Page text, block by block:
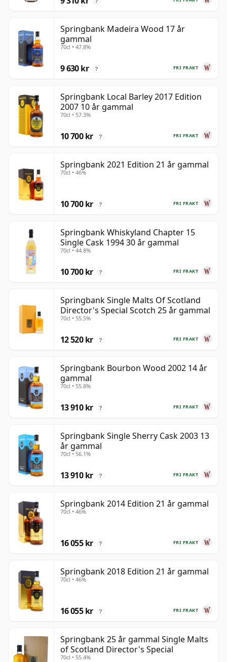
Springbank Madeira Wood 17 år
gammal
70cl • 47.8%
FRI FRAKT
9 630 kr ?
Springbank Local Barley 2017 Edition
2007 10 år gammal
70cl • 57.3%
FRI FRAKT
10 700 kr ?
Springbank 2021 Edition 21 år gammal
70cl • 46%
FRI FRAKT
10 700 kr ?
Springbank Whiskyland Chapter 15
Single Cask 1994 30 år gammal
70cl • 44.8%
FRI FRAKT
10 700 kr ?
Springbank Single Malts Of Scotland
Director's Special Scotch 25 år gammal
70cl • 55.5%
FRI FRAKT
12 520 kr ?
Springbank Bourbon Wood 2002 14 år
gammal
70cl • 55.8%
FRI FRAKT
13 910 kr ?
Springbank Single Sherry Cask 2003 13
år gammal
70cl • 56.1%
FRI FRAKT
13 910 kr ?
Springbank 2014 Edition 21 år gammal
70cl • 46%
FRI FRAKT
16 055 kr ?
Springbank 2018 Edition 21 år gammal
70cl • 46%
FRI FRAKT
16 055 kr ?
Springbank 25 år gammal Single Malts
of Scotland Director's Special
70cl • 55.4%